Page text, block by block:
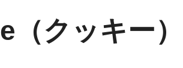
（クッキー